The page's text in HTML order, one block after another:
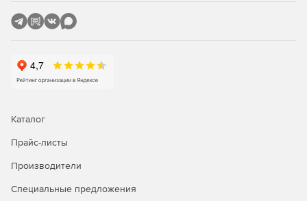
Мониторинг и аналитика
мониторинг событий и предоставляют аналитику,
позволяющую выявлять потенциальные угрозы. Это
внедрения
совместимости с различными системами хранения
Каталог
Прайс-листы
Производители
Специальные предложения